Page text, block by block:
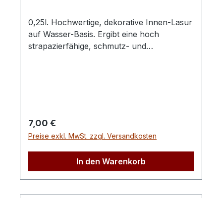
0,25l. Hochwertige, dekorative Innen-Lasur
auf Wasser-Basis. Ergibt eine hoch
strapazierfähige, schmutz- und
unsere Lackierpinsel (Best.-Nr.:1753, 1754,
1755) mit reinen hellen China Borsten,
Wulstbleche und braun lackierten Stielen.
Regulärer Preis:
7,00 €
Preise exkl. MwSt. zzgl. Versandkosten
In den Warenkorb